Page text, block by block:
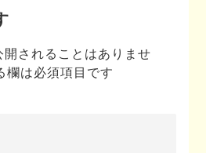
開されることはありませ
欄は必須項目です